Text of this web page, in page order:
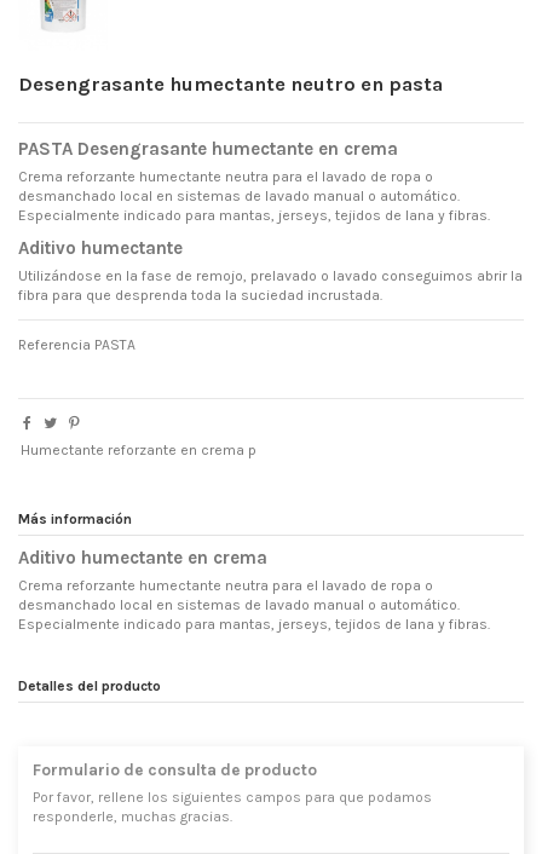
Desengrasante humectante neutro en pasta
PASTA Desengrasante humectante en crema
Crema reforzante humectante neutra para el lavado de ropa o
desmanchado local en sistemas de lavado manual o automático.
Especialmente indicado para mantas, jerseys, tejidos de lana y fibras.
Aditivo humectante
Utilizándose en la fase de remojo, prelavado o lavado conseguimos abrir la
fibra para que desprenda toda la suciedad incrustada.
Referencia PASTA
Humectante reforzante en crema p
Más información
Aditivo humectante en crema
Crema reforzante humectante neutra para el lavado de ropa o
desmanchado local en sistemas de lavado manual o automático.
Especialmente indicado para mantas, jerseys, tejidos de lana y fibras.
Detalles del producto
Formulario de consulta de producto
Por favor, rellene los siguientes campos para que podamos
responderle, muchas gracias.